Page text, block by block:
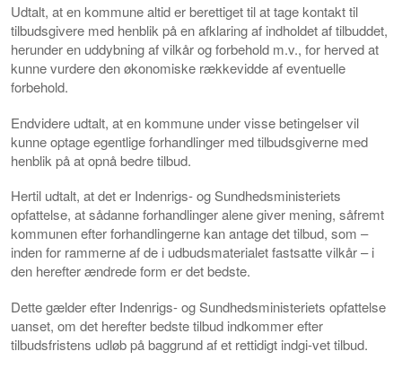
Udtalt, at en kommune altid er berettiget til at tage kontakt til
tilbudsgivere med henblik på en afklaring af indholdet af tilbuddet,
herunder en uddybning af vilkår og forbehold m.v., for herved at
kunne vurdere den økonomiske rækkevidde af eventuelle
forbehold.
Endvidere udtalt, at en kommune under visse betingelser vil
kunne optage egentlige forhandlinger med tilbudsgiverne med
henblik på at opnå bedre tilbud.
Hertil udtalt, at det er Indenrigs- og Sundhedsministeriets
opfattelse, at sådanne forhandlinger alene giver mening, såfremt
kommunen efter forhandlingerne kan antage det tilbud, som –
inden for rammerne af de i udbudsmaterialet fastsatte vilkår – i
den herefter ændrede form er det bedste.
Dette gælder efter Indenrigs- og Sundhedsministeriets opfattelse
uanset, om det herefter bedste tilbud indkommer efter
tilbudsfristens udløb på baggrund af et rettidigt indgi-vet tilbud.